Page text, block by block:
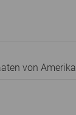
von Amerika